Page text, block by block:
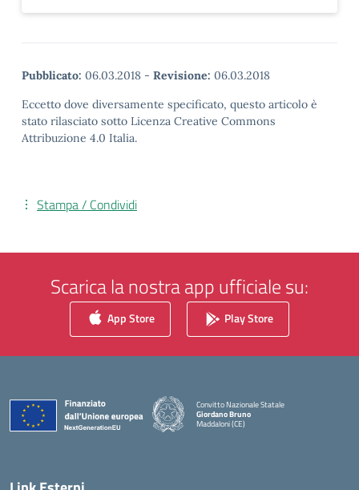
Pubblicato: 06.03.2018 - Revisione: 06.03.2018
Eccetto dove diversamente specificato, questo articolo è
stato rilasciato sotto Licenza Creative Commons
Attribuzione 4.0 Italia.
Stampa / Condividi
Scarica la nostra app ufficiale su:
App Store Play Store
Convitto Nazionale Statale
Giordano Bruno
Maddaloni (CE)